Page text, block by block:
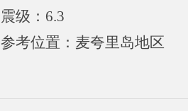
震级：6.3
参考位置：麦夸里岛地区